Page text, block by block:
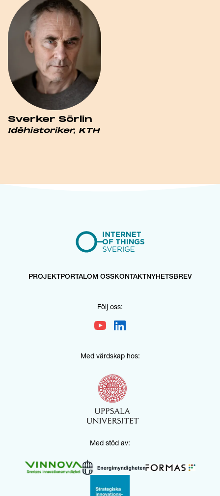
Sverker Sörlin
Idéhistoriker, KTH
PROJEKTPORTALOM OSSKONTAKTNYHETSBREV
Följ oss:
Med värdskap hos:
Med stöd av: